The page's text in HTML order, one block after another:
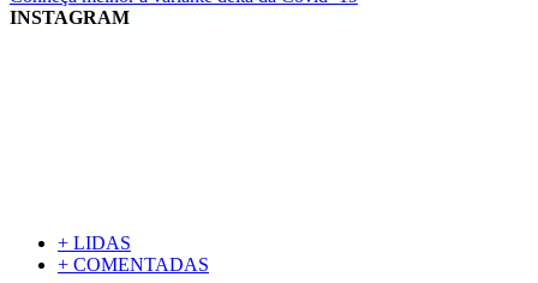
INSTAGRAM
+ LIDAS
+ COMENTADAS